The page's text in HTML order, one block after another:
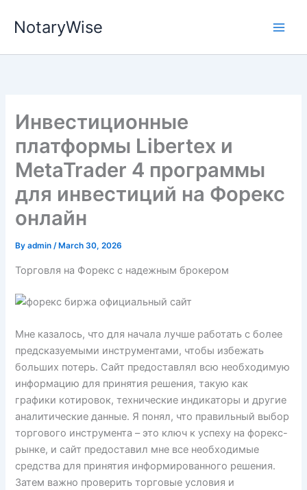
NotaryWise
Инвестиционные
платформы Libertex и
MetaTrader 4 программы
для инвестиций на Форекс
онлайн
Byadmin/ March 30, 2026
Торговля на Форекс с надежным брокером
Мне казалось, что для начала лучше работать с более
предсказуемыми инструментами, чтобы избежать
больших потерь. Сайт предоставлял всю необходимую
информацию для принятия решения, такую как
графики котировок, технические индикаторы и другие
аналитические данные. Я понял, что правильный выбор
торгового инструмента – это ключ к успеху на форекс-
рынке, и сайт предоставил мне все необходимые
средства для принятия информированного решения.
Затем важно проверить торговые условия и